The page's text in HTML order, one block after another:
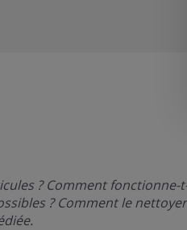
? Comment
? Comment le